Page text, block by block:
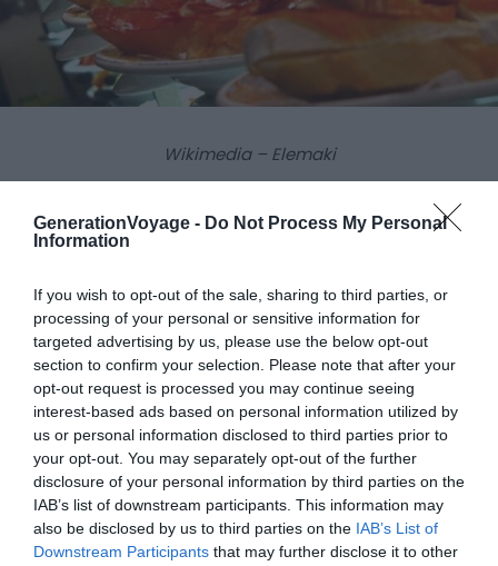
GenerationVoyage - Do Not Process My Personal
Information
If you wish to opt-out of the sale, sharing to third parties, or
processing of your personal or sensitive information for
targeted advertising by us, please use the below opt-out
section to confirm your selection. Please note that after your
opt-out request is processed you may continue seeing
interest-based ads based on personal information utilized by
us or personal information disclosed to third parties prior to
your opt-out. You may separately opt-out of the further
disclosure of your personal information by third parties on the
IAB’s list of downstream participants. This information may
also be disclosed by us to third parties on the IAB’s List of
Downstream Participants that may further disclose it to other
Wikimedia – Elemaki
Que boire à Séville ?
beaucoup d’établissements vous serviront à la place un
mélange de vin rouge pas cher avec du jus d’orange
appelétinto de verano. La bière est largement bu ici, en
particulier le breuvage local
Cruzcampo
. Bien que le mot
commun decaña(bière) soit entendu, vous pouvez
impressionner les barmans en commandant une
cervecitaavec l’accent andalou. Ces boissons coûteront
généralement entre 1€ et 3€, en fonction de si vous
êtes dans un bar ou une discothèque.